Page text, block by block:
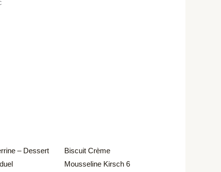
– Dessert
Biscuit Crème
Mousseline Kirsch 6